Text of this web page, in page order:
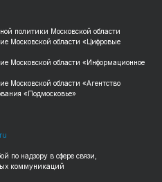
политики Московской области
Московской области «Цифровые
Московской области «Информационное
Московской области «Агентство
«Подмосковье»
по надзору в сфере связи,
коммуникаций